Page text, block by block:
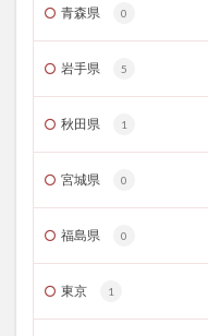
青森県 0
岩手県 5
秋田県 1
宮城県 0
福島県 0
東京 1